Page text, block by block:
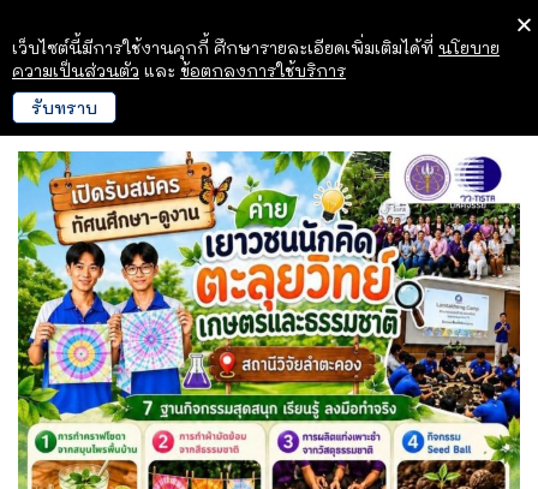
เว็บไซต์นี้มีการใช้งานคุกกี้ ศึกษารายละเอียดเพิ่มเติมได้ที่ นโยบาย
ความเป็นส่วนตัว และ ข้อตกลงการใช้บริการ
รับทราบ